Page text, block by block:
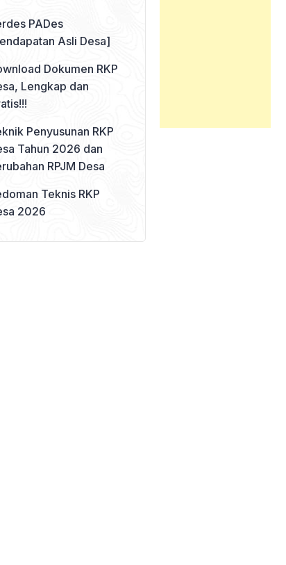
PADes
Asli Desa]
Dokumen RKP
Lengkap dan
Penyusunan RKP
Tahun 2026 dan
RPJM Desa
Teknis RKP
2026